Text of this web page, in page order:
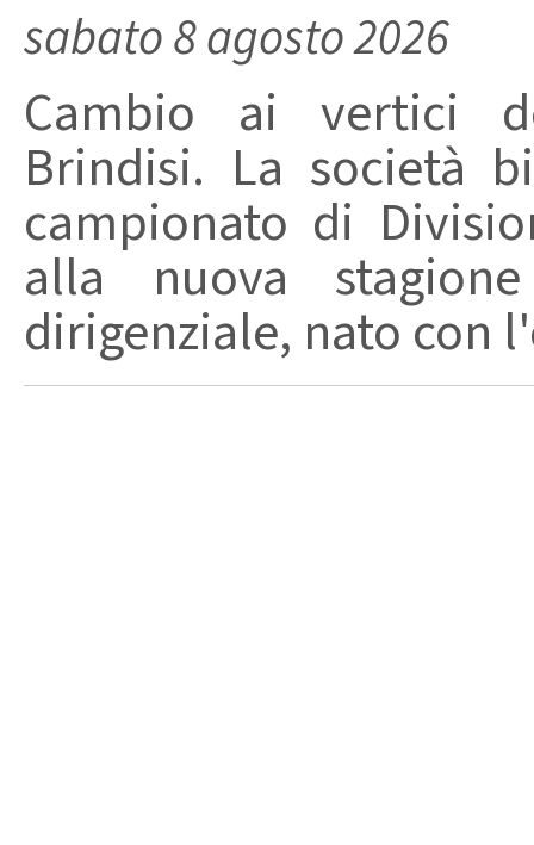
sabato 8 agosto 2026
Cambio ai vertici
Brindisi. La società
campionato di
alla nuova
dirigenziale, nato con